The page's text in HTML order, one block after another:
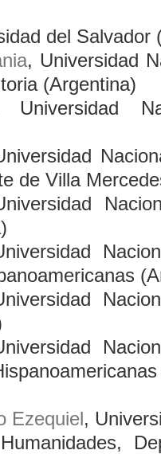
del Salvador
, Universidad
(Argentina)
Universidad
de Villa
Ezequiel,